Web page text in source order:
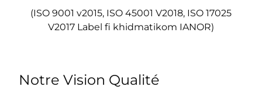
(ISO 9001 v2015, ISO 45001 V2018, ISO 17025
V2017 Label fi khidmatikom IANOR)
Notre Vision Qualité